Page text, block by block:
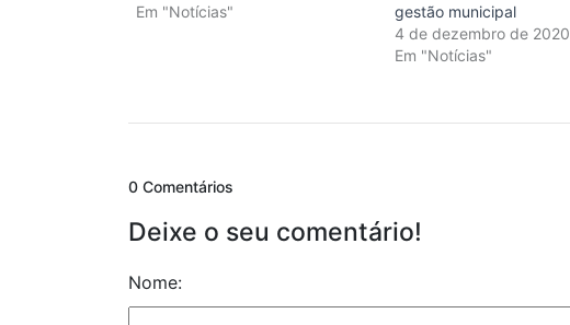
Em "Notícias"
gestão municipal
4 de dezembro de 2020
Em "Notícias"
0 Comentários
Deixe o seu comentário!
Nome: